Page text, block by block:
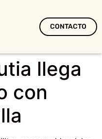
CONTACTO
llega
con